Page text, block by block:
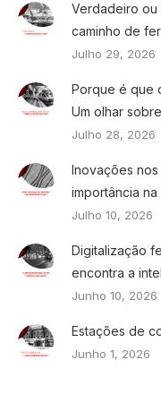
Verdadeiro ou
caminho de
Julho 29, 2026
Porque é que
Um olhar
Julho 28, 2026
Inovações
importância
Julho 10, 2026
Digitalização
encontra a
Junho 10, 2026
Estações de
Junho 1, 2026